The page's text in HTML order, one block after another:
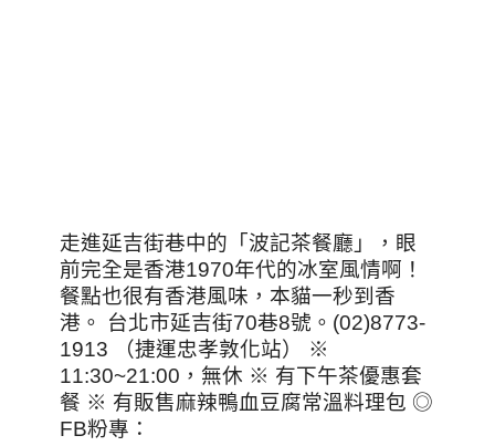
走進延吉街巷中的「波記茶餐廳」，眼
前完全是香港1970年代的冰室風情啊！
餐點也很有香港風味，本貓一秒到香
港。 台北市延吉街70巷8號。(02)8773-
1913 （捷運忠孝敦化站） ※
11:30~21:00，無休 ※ 有下午茶優惠套
餐 ※ 有販售麻辣鴨血豆腐常溫料理包 ◎
FB粉專：